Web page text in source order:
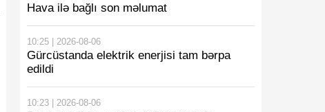
Hava ilə bağlı son məlumat
10:25 | 2026-08-06
Gürcüstanda elektrik enerjisi tam bərpa
edildi
10:23 | 2026-08-06